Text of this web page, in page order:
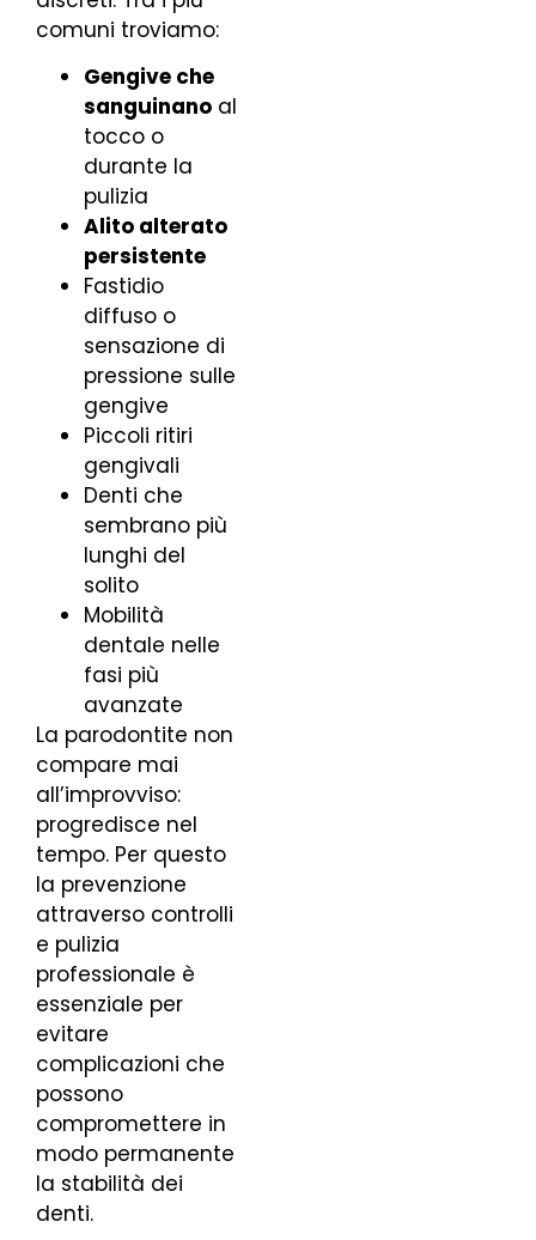
comuni troviamo:
Gengive che
sanguinano al
tocco o
durante la
pulizia
Alito alterato
persistente
Fastidio
diffuso o
sensazione di
pressione sulle
gengive
Piccoli ritiri
gengivali
Denti che
sembrano più
lunghi del
solito
Mobilità
dentale nelle
fasi più
avanzate
La parodontite non
compare mai
all’improvviso:
progredisce nel
tempo. Per questo
la prevenzione
attraverso controlli
e pulizia
professionale è
essenziale per
evitare
complicazioni che
possono
compromettere in
modo permanente
la stabilità dei
denti.